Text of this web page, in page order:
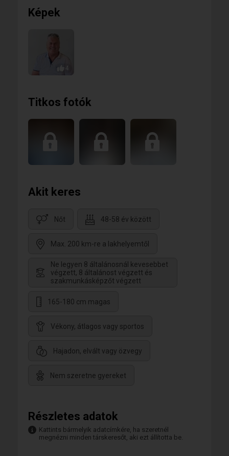
Képek
Titkos fotók
Akit keres
Nőt 48-58 év között
Max. 200 km-re a lakhelyemtől
Ne legyen 8 általánosnál kevesebbet
végzett, 8 általánost végzett és
szakmunkásképzőt végzett
165-180 cm magas
Vékony, átlagos vagy sportos
Hajadon, elvált vagy özvegy
Nem szeretne gyereket
Részletes adatok
Kattints bármelyik adatcímkére, ha szeretnél
megnézni minden társkeresőt, aki ezt állította be.